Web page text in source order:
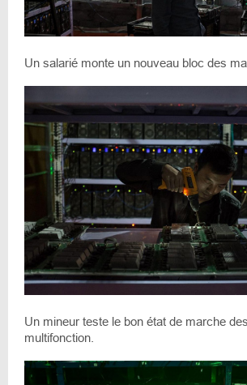
Un salarié monte un nouveau bloc des
Un mineur teste le bon état de marche
multifonction.